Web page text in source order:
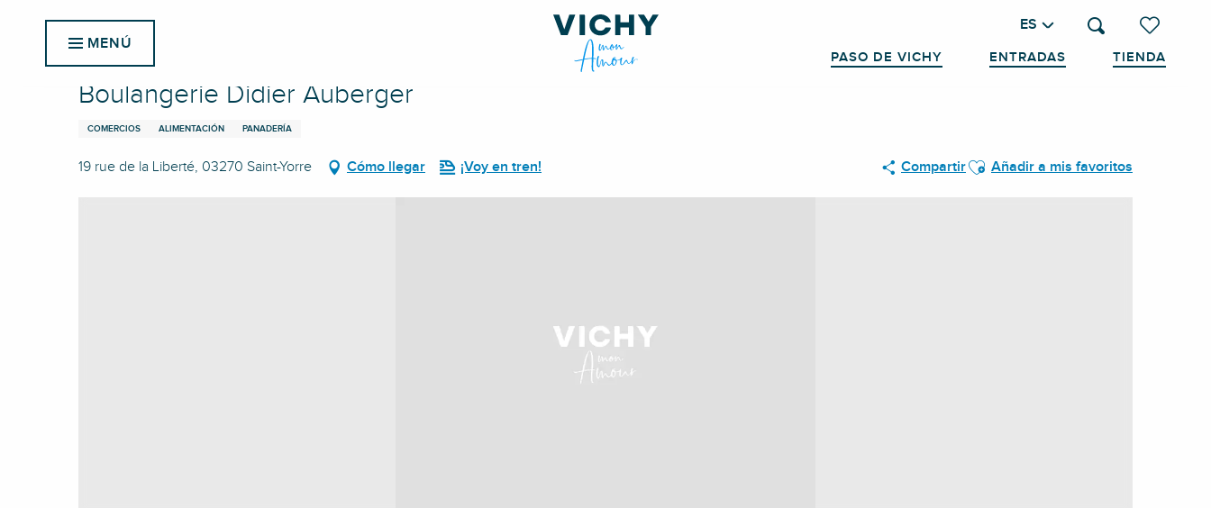
Voir les
Buscar
ES
PASO DE VICHY ENTRADAS TIENDA
MENÚ
Inicio Boulangerie Didier Auberger
Boulangerie Didier Auberger
COMERCIOS ALIMENTACIÓN PANADERÍA
19 rue de la Liberté, 03270 Saint-Yorre Cómo llegar ¡Voy en tren! CompartirAjouter aux favoris
Añadir a mis favoritos